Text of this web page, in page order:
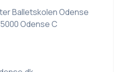
Balletskolen Odense
Odense C